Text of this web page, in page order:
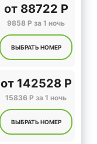
от88722 Р
9858 Р за 1 ночь
ВЫБРАТЬ НОМЕР
от142528 Р
15836 Р за 1 ночь
ВЫБРАТЬ НОМЕР